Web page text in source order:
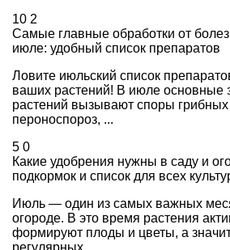
10 2
Самые главные обработки от
июле: удобный список препаратов
Ловите июльский список
ваших растений! В июле основные
растений вызывают споры
пероноспороз, ...
5 0
Какие удобрения нужны в саду и
подкормок и список для всех
Июль — один из самых важных
огороде. В это время растения
формируют плоды и цветы, а